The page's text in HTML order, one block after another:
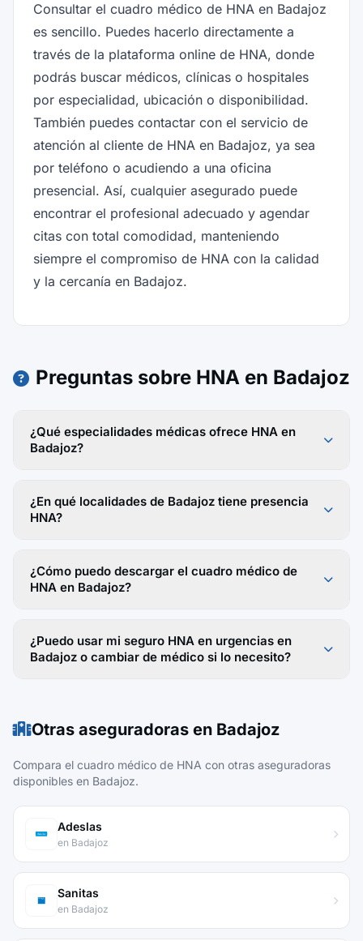
Consultar el cuadro médico de HNA en Badajoz
es sencillo. Puedes hacerlo directamente a
través de la plataforma online de HNA, donde
podrás buscar médicos, clínicas o hospitales
por especialidad, ubicación o disponibilidad.
También puedes contactar con el servicio de
atención al cliente de HNA en Badajoz, ya sea
por teléfono o acudiendo a una oficina
presencial. Así, cualquier asegurado puede
encontrar el profesional adecuado y agendar
citas con total comodidad, manteniendo
siempre el compromiso de HNA con la calidad
y la cercanía en Badajoz.
Preguntas sobre HNA en Badajoz
¿Qué especialidades médicas ofrece HNA en
Badajoz?
¿En qué localidades de Badajoz tiene presencia
HNA?
¿Cómo puedo descargar el cuadro médico de
HNA en Badajoz?
¿Puedo usar mi seguro HNA en urgencias en
Badajoz o cambiar de médico si lo necesito?
Otras aseguradoras en Badajoz
Compara el cuadro médico de HNA con otras aseguradoras
disponibles en Badajoz.
Adeslas
en Badajoz
Sanitas
en Badajoz